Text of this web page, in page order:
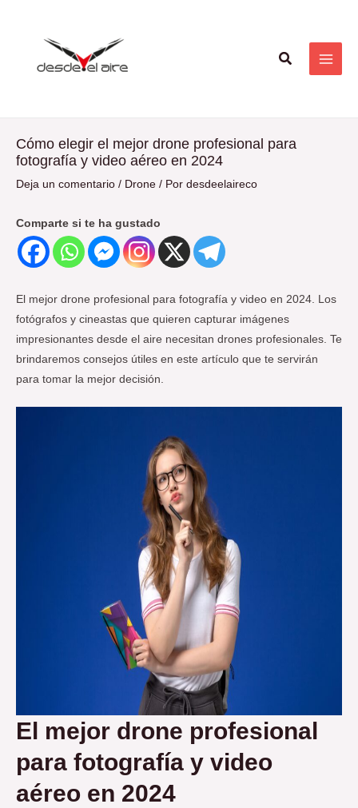
Buscar
Cómo elegir el mejor drone profesional para
fotografía y video aéreo en 2024
Deja un comentario / Drone / Por desdeelaireco
Comparte si te ha gustado
El mejor drone profesional para fotografía y video en 2024. Los
fotógrafos y cineastas que quieren capturar imágenes
impresionantes desde el aire necesitan drones profesionales. Te
brindaremos consejos útiles en este artículo que te servirán
para tomar la mejor decisión.
El mejor drone profesional
para fotografía y video
aéreo en 2024
entradas